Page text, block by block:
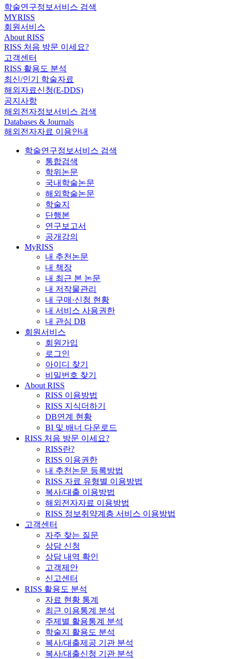
학술연구정보서비스 검색
MYRISS
회원서비스
About RISS
RISS 처음 방문 이세요?
고객센터
RISS 활용도 분석
최신/인기 학술자료
해외자료신청(E-DDS)
공지사항
해외전자정보서비스 검색
Databases & Journals
해외전자자료 이용안내
학술연구정보서비스 검색
통합검색
학위논문
국내학술논문
해외학술논문
학술지
단행본
연구보고서
공개강의
MyRISS
내 추천논문
내 책장
내 최근 본 논문
내 저작물관리
내 구매·신청 현황
내 서비스 사용권한
내 관심 DB
회원서비스
회원가입
로그인
아이디 찾기
비밀번호 찾기
About RISS
RISS 이용방법
RISS 지식더하기
DB연계 현황
BI 및 배너 다운로드
RISS 처음 방문 이세요?
RISS란?
RISS 이용권한
내 추천논문 등록방법
RISS 자료 유형별 이용방법
복사/대출 이용방법
해외전자자료 이용방법
RISS 정보취약계층 서비스 이용방법
고객센터
자주 찾는 질문
상담 신청
상담 내역 확인
고객제안
신고센터
RISS 활용도 분석
자료 현황 통계
최근 이용통계 분석
주제별 활용통계 분석
학술지 활용도 분석
복사/대출제공 기관 분석
복사/대출신청 기관 분석